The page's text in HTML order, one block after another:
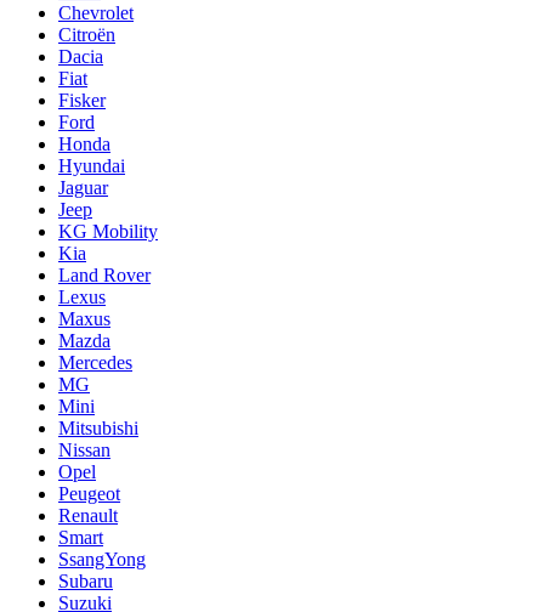
Chevrolet
Citroën
Dacia
Fiat
Fisker
Ford
Honda
Hyundai
Jaguar
Jeep
KG Mobility
Kia
Land Rover
Lexus
Maxus
Mazda
Mercedes
MG
Mini
Mitsubishi
Nissan
Opel
Peugeot
Renault
Smart
SsangYong
Subaru
Suzuki